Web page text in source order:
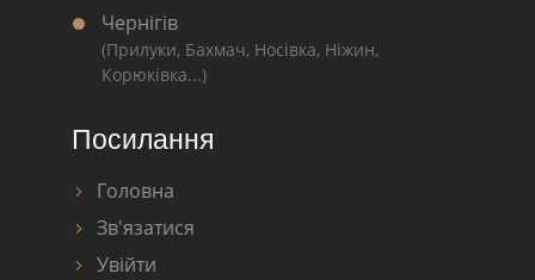
Чернігів
(Прилуки, Бахмач, Носівка, Ніжин,
Корюківка...)
Посилання
Головна
Зв'язатися
Увійти